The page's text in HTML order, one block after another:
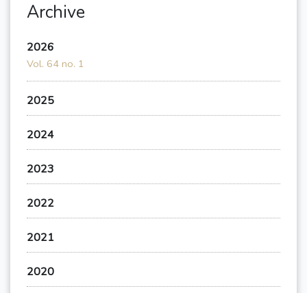
Archive
2026
Vol. 64 no. 1
2025
2024
2023
2022
2021
2020